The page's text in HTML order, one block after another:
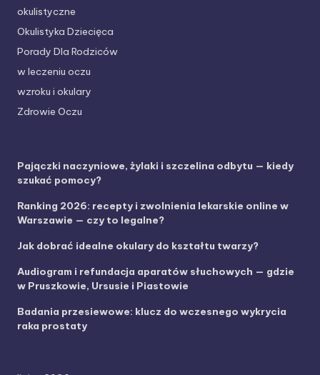
okulistyczne
Okulistyka Dziecięca
Porady Dla Rodziców
w leczeniu oczu
wzroku i okulary
Zdrowie Oczu
Pajączki naczyniowe, żylaki i szczelina odbytu — kiedy
szukać pomocy?
Ranking 2026: recepty i zwolnienia lekarskie online w
Warszawie — czy to legalne?
Jak dobrać idealne okulary do kształtu twarzy?
Audiogram i refundacja aparatów słuchowych — gdzie
w Pruszkowie, Ursusie i Piastowie
Badania przesiewowe: klucz do wczesnego wykrycia
raka prostaty